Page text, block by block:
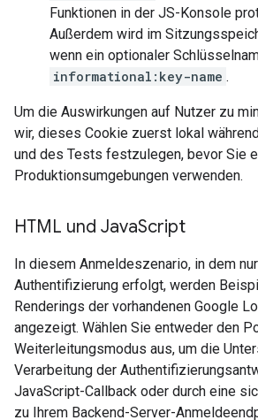
Funktionen in der JS-Konsole
Außerdem wird im
wenn ein optionaler
informational:key-name .
Um die Auswirkungen auf Nutzer zu
wir, dieses Cookie zuerst lokal
und des Tests festzulegen, bevor Sie
Produktionsumgebungen verwenden.
HTML und JavaScript
In diesem Anmeldeszenario, in dem
Authentifizierung erfolgt, werden
Renderings der vorhandenen Google
angezeigt. Wählen Sie entweder den
Weiterleitungsmodus aus, um die
Verarbeitung der
JavaScript-Callback oder durch eine
zu Ihrem Backend-Server-